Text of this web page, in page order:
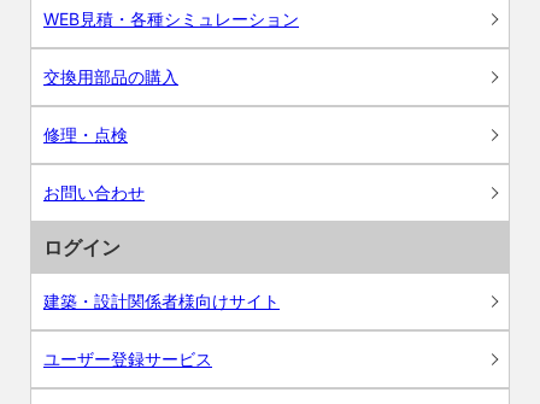
WEB見積・各種シミュレーション
交換用部品の購入
修理・点検
お問い合わせ
ログイン
建築・設計関係者様向けサイト
ユーザー登録サービス